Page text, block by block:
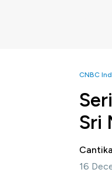
CNBC
Sri
16